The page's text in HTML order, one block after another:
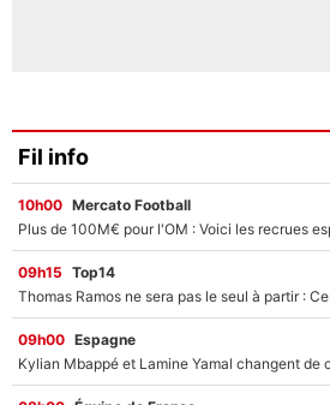
Fil info
10h00 Mercato Football
09h15 Top14
09h00 Espagne